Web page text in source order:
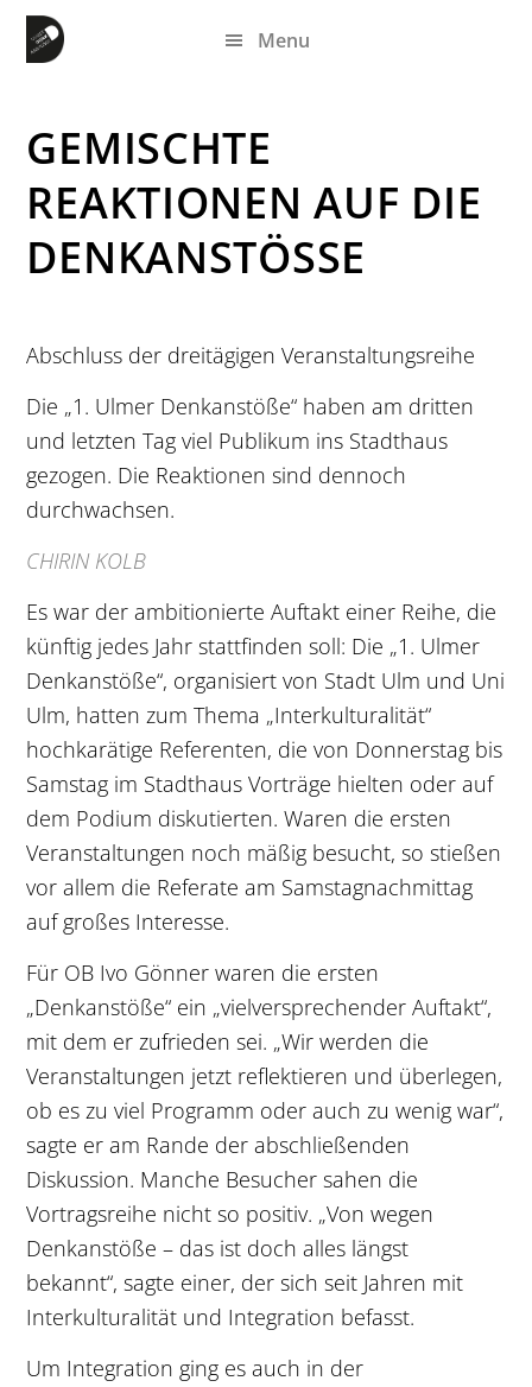
Zum
Inhalt
Zur
Seitenspalte
Zur
Fußzeile
Menu
GEMISCHTE
REAKTIONEN AUF DIE
DENKANSTÖSSE
Abschluss der dreitägigen Veranstaltungsreihe
Die „1. Ulmer Denkanstöße“ haben am dritten
und letzten Tag viel Publikum ins Stadthaus
gezogen. Die Reaktionen sind dennoch
durchwachsen.
CHIRIN KOLB
Es war der ambitionierte Auftakt einer Reihe, die
künftig jedes Jahr stattfinden soll: Die „1. Ulmer
Denkanstöße“, organisiert von Stadt Ulm und Uni
Ulm, hatten zum Thema „Interkulturalität“
hochkarätige Referenten, die von Donnerstag bis
Samstag im Stadthaus Vorträge hielten oder auf
dem Podium diskutierten. Waren die ersten
Veranstaltungen noch mäßig besucht, so stießen
vor allem die Referate am Samstagnachmittag
auf großes Interesse.
Für OB Ivo Gönner waren die ersten
„Denkanstöße“ ein „vielversprechender Auftakt“,
mit dem er zufrieden sei. „Wir werden die
Veranstaltungen jetzt reflektieren und überlegen,
ob es zu viel Programm oder auch zu wenig war“,
sagte er am Rande der abschließenden
Diskussion. Manche Besucher sahen die
Vortragsreihe nicht so positiv. „Von wegen
Denkanstöße – das ist doch alles längst
bekannt“, sagte einer, der sich seit Jahren mit
Interkulturalität und Integration befasst.
Um Integration ging es auch in der